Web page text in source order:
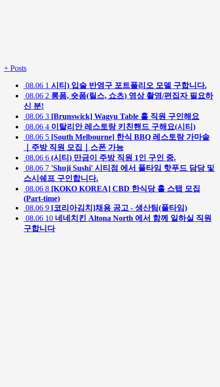
+ Posts
08.06 1 시티) 입술 반영구 포트폴리오 모델 구합니다.
08.06 2 롱폼, 숏폼(릴스, 쇼츠) 영상 촬영/편집자 필요하
신 분!
08.06 3 [Brunswick] Wagyu Table 홀 직원 구인해요
08.06 4 이탈리안 레스토랑 키친핸드 구해요(시티)
08.06 5 [South Melbourne] 한식 BBQ 레스토랑 가마솥
｜주방 직원 모집｜스폰 가능
08.06 6 (시티) 만금이 주방 직원 1인 구인 중.
08.06 7 'Shuji Sushi' 시티점 에서 풀타임 핫푸드 담당 및
스시쉐프 구인합니다.
08.06 8 [KOKO KOREA] CBD 한식당 홀 스탭 모집
(Part-time)
08.06 9 [코리아김치]채용 공고 - 생산팀(풀타임)
08.06 10 네네치킨 Altona North 에서 함께 일하실 직원
구합니다